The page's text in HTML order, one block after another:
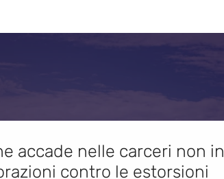
accade nelle carceri non
contro le estorsioni